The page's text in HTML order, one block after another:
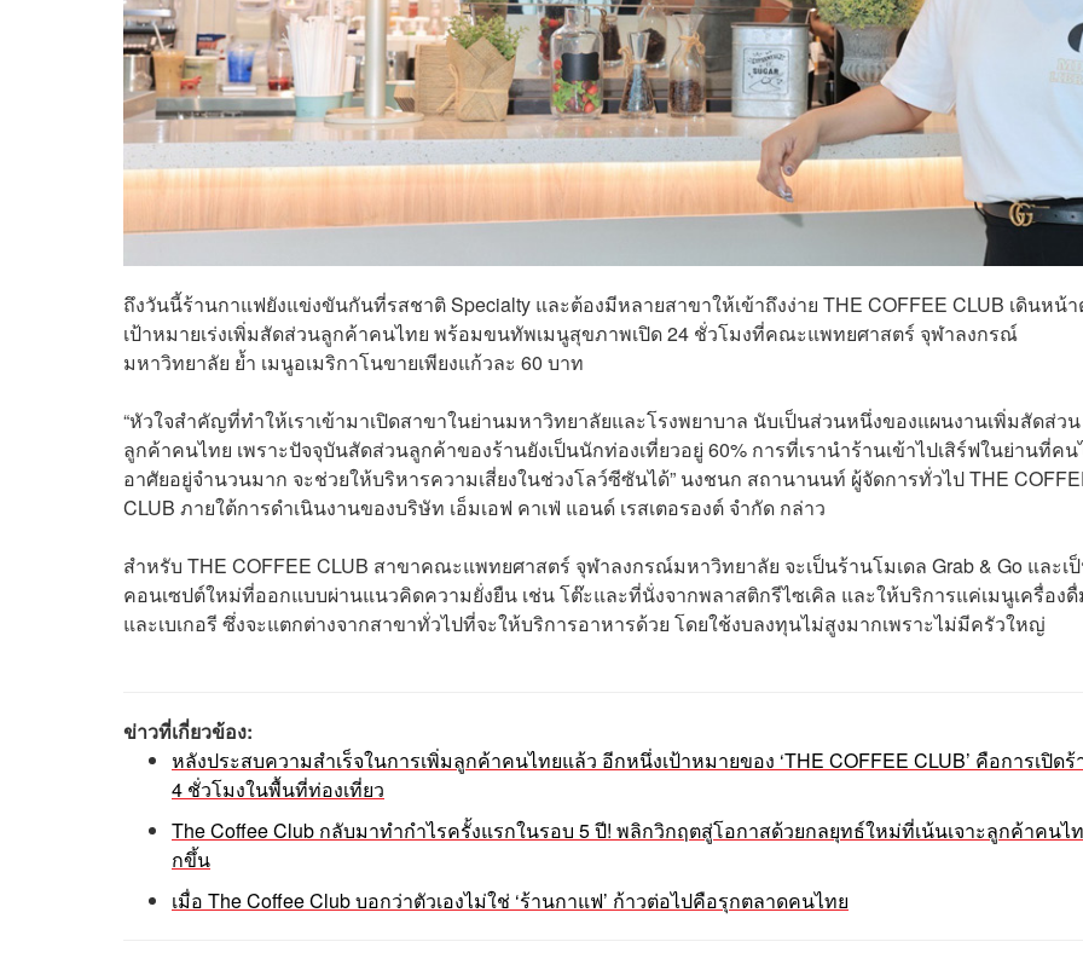
ถึงวันนี้ร้านกาแฟยังแข่งขันกันที่รสชาติ Specialty และต้องมีหลายสาขาให้เข้าถึงง่าย THE COFFEE CLUB เดินหน้
เป้าหมายเร่งเพิ่มสัดส่วนลูกค้าคนไทย พร้อมขนทัพเมนูสุขภาพเปิด 24 ชั่วโมงที่คณะแพทยศาสตร์ จุฬาลงกรณ์
มหาวิทยาลัย ย้ำ เมนูอเมริกาโนขายเพียงแก้วละ 60 บาท
“หัวใจสำคัญที่ทำให้เราเข้ามาเปิดสาขาในย่านมหาวิทยาลัยและโรงพยาบาล นับเป็นส่วนหนึ่งของแผนงานเพิ่มสัดส่วน
ลูกค้าคนไทย เพราะปัจจุบันสัดส่วนลูกค้าของร้านยังเป็นนักท่องเที่ยวอยู่ 60% การที่เรานำร้านเข้าไปเสิร์ฟในย่านที่ค
อาศัยอยู่จำนวนมาก จะช่วยให้บริหารความเสี่ยงในช่วงโลว์ซีซันได้” นงชนก สถานานนท์ ผู้จัดการทั่วไป THE
CLUB ภายใต้การดำเนินงานของบริษัท เอ็มเอฟ คาเฟ่ แอนด์ เรสเตอรองต์ จำกัด กล่าว
สำหรับ THE COFFEE CLUB สาขาคณะแพทยศาสตร์ จุฬาลงกรณ์มหาวิทยาลัย จะเป็นร้านโมเดล Grab & Go และเ
คอนเซปต์ใหม่ที่ออกแบบผ่านแนวคิดความยั่งยืน เช่น โต๊ะและที่นั่งจากพลาสติกรีไซเคิล และให้บริการแค่เมนูเครื่อง
และเบเกอรี ซึ่งจะแตกต่างจากสาขาทั่วไปที่จะให้บริการอาหารด้วย โดยใช้งบลงทุนไม่สูงมากเพราะไม่มีครัวใหญ่
ข่าวที่เกี่ยวข้อง:
หลังประสบความสำเร็จในการเพิ่มลูกค้าคนไทยแล้ว อีกหนึ่งเป้าหมายของ ‘THE COFFEE CLUB’ คือการเปิดร้
4 ชั่วโมงในพื้นที่ท่องเที่ยว
The Coffee Club กลับมาทำกำไรครั้งแรกในรอบ 5 ปี! พลิกวิกฤตสู่โอกาสด้วยกลยุทธ์ใหม่ที่เน้นเจาะลูกค้าคนไ
กขึ้น
เมื่อ The Coffee Club บอกว่าตัวเองไม่ใช่ ‘ร้านกาแฟ’ ก้าวต่อไปคือรุกตลาดคนไทย